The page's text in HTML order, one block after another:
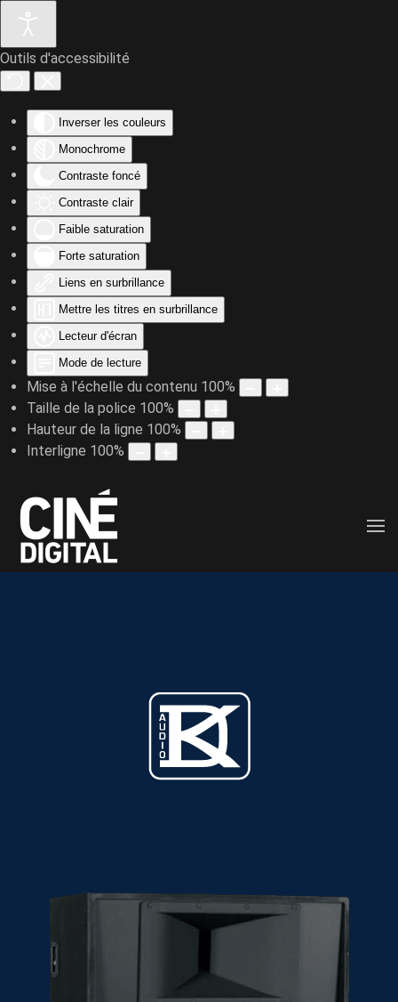
Outils d'accessibilité
Inverser les couleurs
Monochrome
Contraste foncé
Contraste clair
Faible saturation
Forte saturation
Liens en surbrillance
Mettre les titres en surbrillance
Lecteur d'écran
Mode de lecture
Mise à l'échelle du contenu 100%
Taille de la police 100%
Hauteur de la ligne 100%
Interligne 100%
Accéder au contenu principal